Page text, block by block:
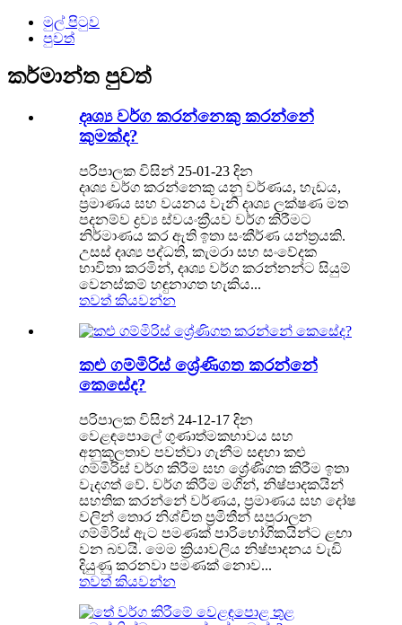
මුල් පිටුව
පුවත්
කර්මාන්ත පුවත්
දෘශ්‍ය වර්ග කරන්නෙකු කරන්නේ
කුමක්ද?
පරිපාලක විසින් 25-01-23 දින
දෘශ්‍ය වර්ග කරන්නෙකු යනු වර්ණය, හැඩය,
ප්‍රමාණය සහ වයනය වැනි දෘශ්‍ය ලක්ෂණ මත
පදනම්ව ද්‍රව්‍ය ස්වයංක්‍රීයව වර්ග කිරීමට
නිර්මාණය කර ඇති ඉතා සංකීර්ණ යන්ත්‍රයකි.
උසස් දෘශ්‍ය පද්ධති, කැමරා සහ සංවේදක
භාවිතා කරමින්, දෘශ්‍ය වර්ග කරන්නන්ට සියුම්
වෙනස්කම් හඳුනාගත හැකිය...
තවත් කියවන්න
කළු ගම්මිරිස් ශ්‍රේණිගත කරන්නේ
කෙසේද?
පරිපාලක විසින් 24-12-17 දින
වෙළඳපොලේ ගුණාත්මකභාවය සහ
අනුකූලතාව පවත්වා ගැනීම සඳහා කළු
ගම්මිරිස් වර්ග කිරීම සහ ශ්‍රේණිගත කිරීම ඉතා
වැදගත් වේ. වර්ග කිරීම මගින්, නිෂ්පාදකයින්
සහතික කරන්නේ වර්ණය, ප්‍රමාණය සහ දෝෂ
වලින් තොර නිශ්චිත ප්‍රමිතීන් සපුරාලන
ගම්මිරිස් ඇට පමණක් පාරිභෝගිකයින්ට ළඟා
වන බවයි. මෙම ක්‍රියාවලිය නිෂ්පාදනය වැඩි
දියුණු කරනවා පමණක් නොව...
තවත් කියවන්න